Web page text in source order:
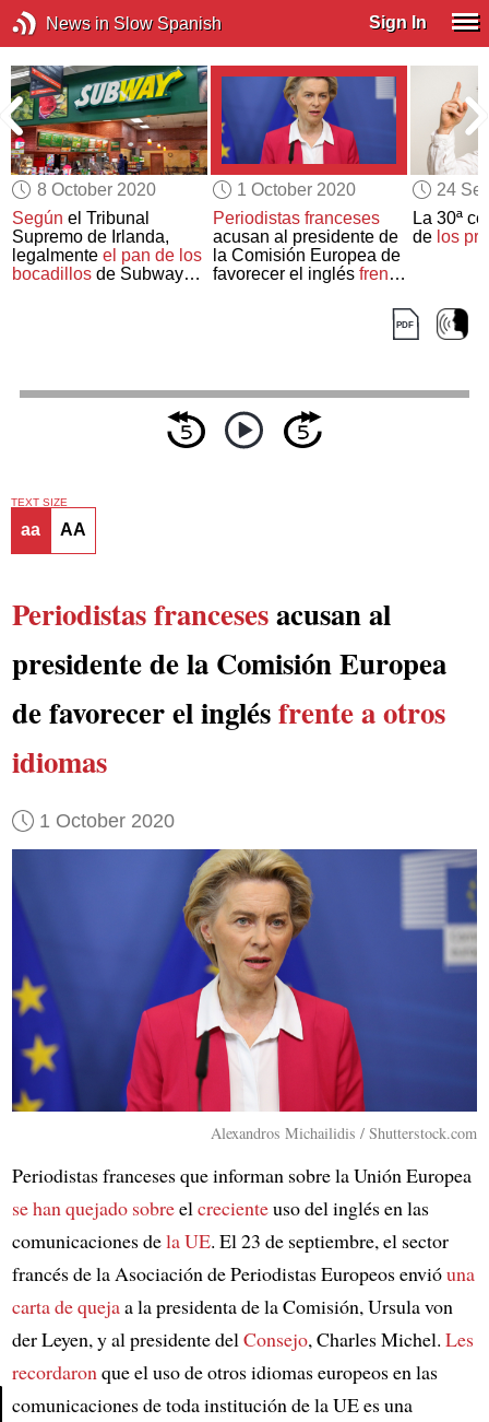
News in Slow Spanish Sign In
8 October 2020
Según el Tribunal
Supremo de Irlanda,
legalmenteel pan de los
bocadillos de Subway
1 October 2020
Periodistas franceses
acusan al presidente de
la Comisión Europea de
favorecer el inglés frente
24
La 30ª
de los
TEXT SIZE
aa AA
Periodistas francesesacusan al
presidente de la Comisión Europea
de favorecer el inglésfrente a otros
idiomas
1 October 2020
Alexandros Michailidis / Shutterstock.com
Periodistas franceses que informan sobre la Unión Europea
se han quejado sobreel crecienteuso del inglés en las
comunicaciones dela UE. El 23 de septiembre, el sector
francés de la Asociación de Periodistas Europeos envióuna
carta de quejaa la presidenta de la Comisión, Ursula von
der Leyen, y al presidente del Consejo, Charles Michel. Les
recordaron que el uso de otros idiomas europeos en las
comunicaciones de toda institución de la UE es una